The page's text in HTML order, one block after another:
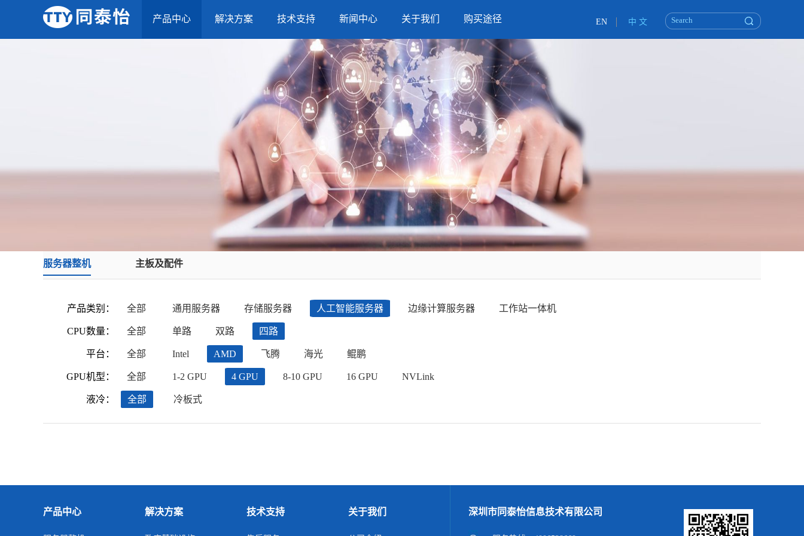
EN 中 文
产品中心 解决方案 技术支持 新闻中心 关于我们 购买途径
服务器整机 主板及配件
产品类别：
CPU数量：
平台：
GPU机型：
液冷：
全部 通用服务器 存储服务器 人工智能服务器 边缘计算服务器 工作站一体机
全部 单路 双路 四路
全部 Intel AMD 飞腾 海光 鲲鹏
全部 1-2 GPU 4 GPU 8-10 GPU 16 GPU NVLink
全部 冷板式
产品中心 解决方案 技术支持 关于我们 深圳市同泰怡信息技术有限公司